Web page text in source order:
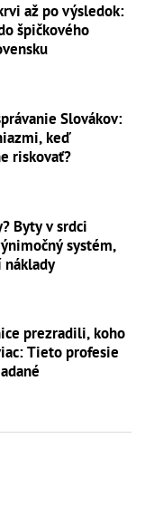
až po výsledok:
špičkového
Slovákov:
keď
riskovať?
Byty v srdci
systém,
prezradili, koho
Tieto profesie